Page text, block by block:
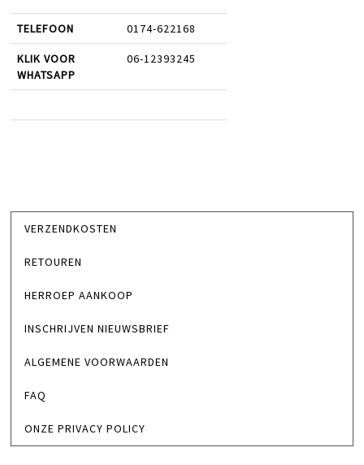
TELEFOON 0174-622168
KLIK VOOR
WHATSAPP
06-12393245
VERZENDKOSTEN
RETOUREN
HERROEP AANKOOP
INSCHRIJVEN NIEUWSBRIEF
ALGEMENE VOORWAARDEN
FAQ
ONZE PRIVACY POLICY